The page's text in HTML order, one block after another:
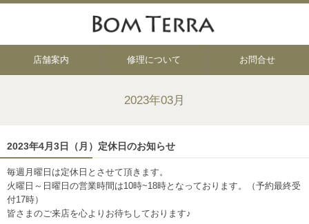
店舗案内 修理について お問合せ
2023年03月
2023年4月3日（月）定休日のお知らせ
毎週月曜日は定休日とさせて頂きます。
火曜日～日曜日の営業時間は10時~18時となっております。（予約最終受
付17時）
皆さまのご来店を心よりお待ちしております♪